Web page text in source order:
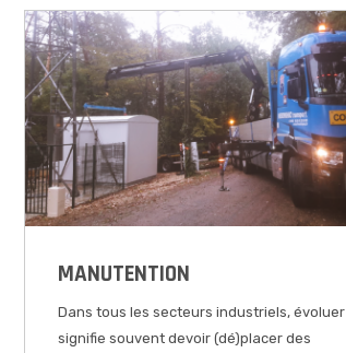
MANUTENTION
Dans tous les secteurs industriels, évoluer
signifie souvent devoir (dé)placer des